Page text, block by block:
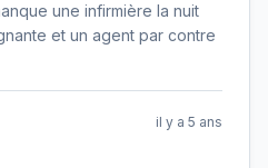
une infirmière la nuit
et un agent par contre
il y a 5 ans